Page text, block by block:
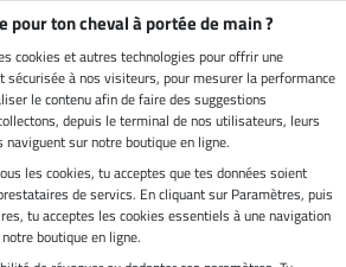
pour ton cheval à portée de main ?
cookies et autres technologies pour offrir une
sécurisée à nos visiteurs, pour mesurer la performance
le contenu afin de faire des suggestions
depuis le terminal de nos utilisateurs, leurs
sur notre boutique en ligne.
les cookies, tu acceptes que tes données soient
de servics. En cliquant sur Paramètres, puis
tu acceptes les cookies essentiels à une navigation
boutique en ligne.